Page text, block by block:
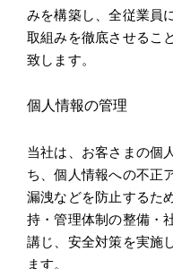
採用情報
みを構築し、全従業員
取組みを徹底させるこ
致します。
個人情報の管理
当社は、お客さまの個
ち、個人情報への不正
漏洩などを防止するた
持・管理体制の整備・
講じ、安全対策を実施
ます。